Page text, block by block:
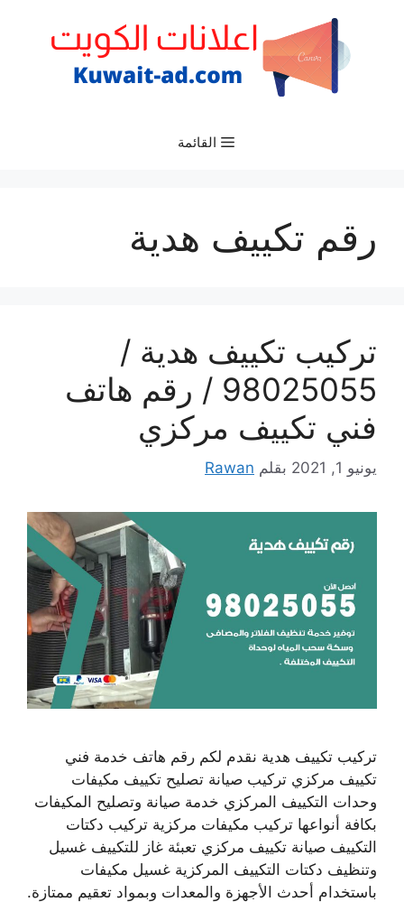
القائمة
رقم تكييف هدية
تركيب تكييف هدية /
98025055 / رقم هاتف
فني تكييف مركزي
يونيو 1, 2021 بقلم Rawan
تركيب تكييف هدية نقدم لكم رقم هاتف خدمة فني
تكييف مركزي تركيب صيانة تصليح تكييف مكيفات
وحدات التكييف المركزي خدمة صيانة وتصليح المكيفات
بكافة أنواعها تركيب مكيفات مركزية تركيب دكتات
التكييف صيانة تكييف مركزي تعبئة غاز للتكييف غسيل
وتنظيف دكتات التكييف المركزية غسيل مكيفات
باستخدام أحدث الأجهزة والمعدات وبمواد تعقيم ممتازة.